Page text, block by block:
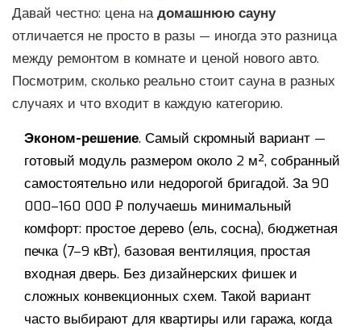
Давай честно: цена надомашнюю сауну
отличается не просто в разы — иногда это разница
между ремонтом в комнате и ценой нового авто.
Посмотрим, сколько реально стоит сауна в разных
случаях и что входит в каждую категорию.
Эконом-решение. Самый скромный вариант —
готовый модуль размером около 2 м², собранный
самостоятельно или недорогой бригадой. За 90
000–160 000 ₽ получаешь минимальный
комфорт: простое дерево (ель, сосна), бюджетная
печка (7–9 кВт), базовая вентиляция, простая
входная дверь. Без дизайнерских фишек и
сложных конвекционных схем. Такой вариант
часто выбирают для квартиры или гаража, когда